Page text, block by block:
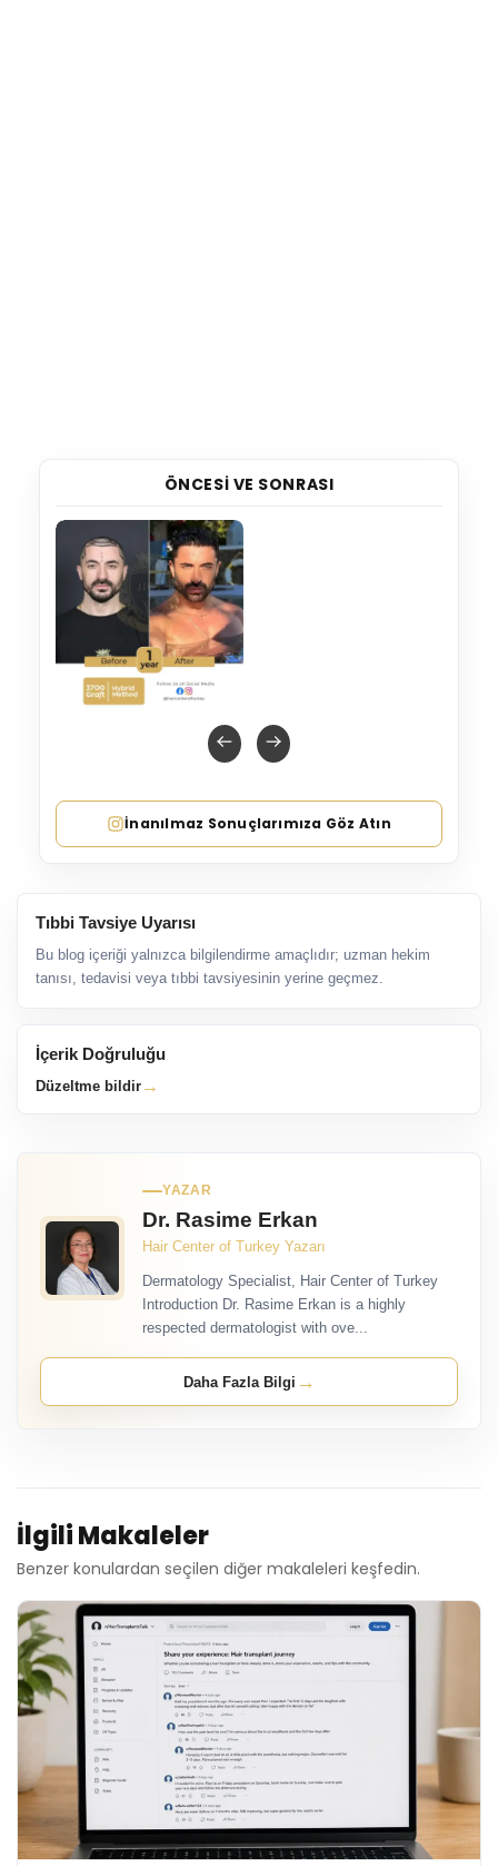
ÖNCESI VE SONRASI
İnanılmaz Sonuçlarımıza Göz Atın
Tıbbi Tavsiye Uyarısı
Bu blog içeriği yalnızca bilgilendirme amaçlıdır; uzman hekim
tanısı, tedavisi veya tıbbi tavsiyesinin yerine geçmez.
İçerik Doğruluğu
Düzeltme bildir →
YAZAR
Dr. Rasime Erkan
Hair Center of Turkey Yazarı
Dermatology Specialist, Hair Center of Turkey
Introduction Dr. Rasime Erkan is a highly
respected dermatologist with ove...
Daha Fazla Bilgi →
İlgili Makaleler
Benzer konulardan seçilen diğer makaleleri keşfedin.